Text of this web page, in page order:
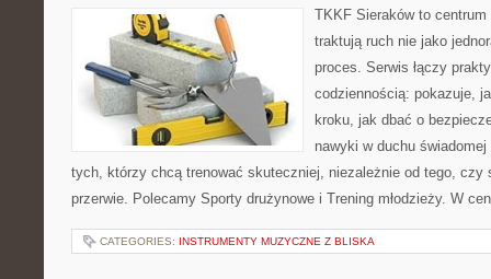
TKKF Sieraków to
traktują ruch nie jako
proces. Serwis łączy
codziennością: pokazuje,
kroku, jak dbać o
nawyki w duchu
tych, którzy chcą trenować skuteczniej, niezależnie od tego, czy
przerwie. Polecamy Sporty drużynowe i Trening młodzieży. W
CATEGORIES: INSTRUMENTY MUZYCZNE Z BLISKA